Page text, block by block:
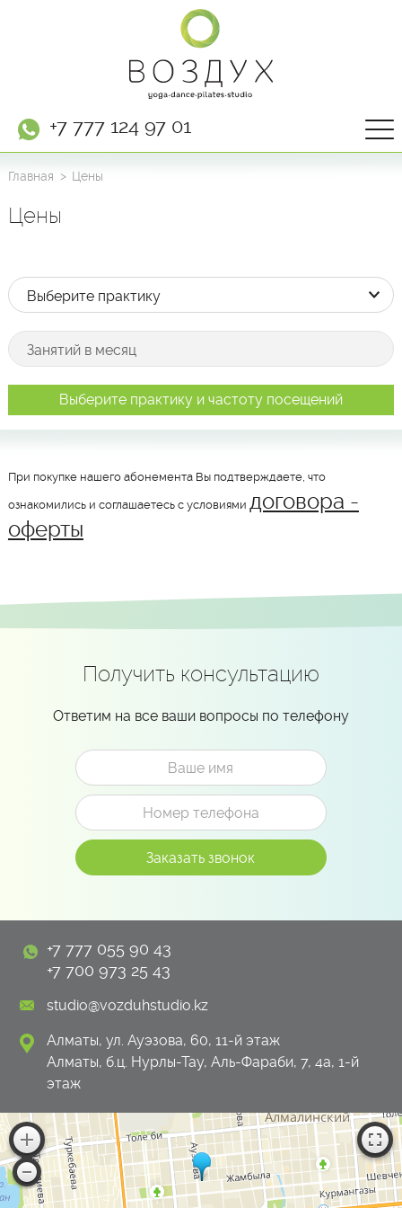
+7 777 124 97 01
Главная Цены
Цены
Выберите практику и частоту посещений
При покупке нашего абонемента Вы подтверждаете, что
ознакомились и соглашаетесь с условиями договора -
оферты
Получить консультацию
Ответим на все ваши вопросы по телефону
+7 777 055 90 43
+7 700 973 25 43
studio@vozduhstudio.kz
Алматы, ул. Ауэзова, 60, 11-й этаж
Алматы, б.ц. Нурлы-Тау, Аль-Фараби, 7, 4а, 1-й
этаж